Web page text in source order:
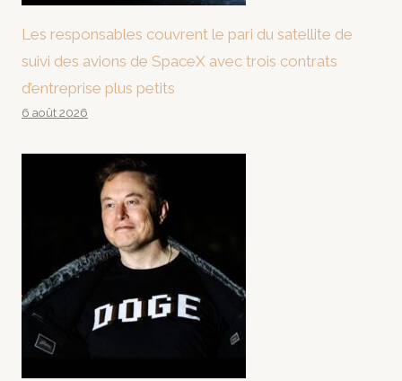
Les responsables couvrent le pari du satellite de
suivi des avions de SpaceX avec trois contrats
d’entreprise plus petits
6 août 2026